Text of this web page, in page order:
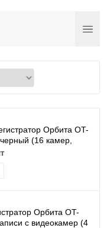
Орбита OT-
(16 камер,
блок питания, мышь
Орбита OT-
с видеокамер (4